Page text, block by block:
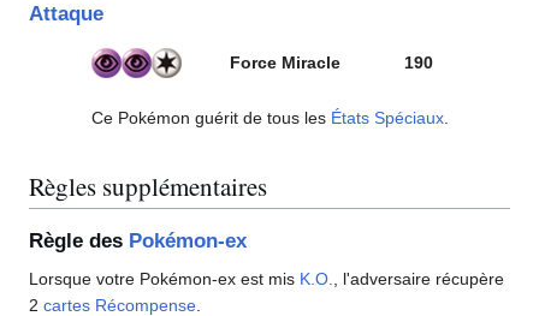
Attaque
Force Miracle 190
Ce Pokémon guérit de tous les États Spéciaux.
Règles supplémentaires
Règle des Pokémon-ex
Lorsque votre Pokémon-ex est mis K.O.
, l'adversaire récupère
2 cartes Récompense